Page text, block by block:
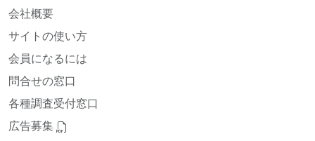
会社概要
サイトの使い方
会員になるには
問合せの窓口
各種調査受付窓口
広告募集